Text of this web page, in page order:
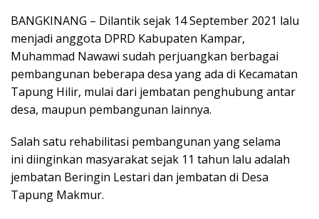
at
s
A
p
p
e
b
o
o
k
e
gr
a
m
ai
l
t ar
e
BANGKINANG – Dilantik sejak 14 September 2021 lalu
menjadi anggota DPRD Kabupaten Kampar,
Muhammad Nawawi sudah perjuangkan berbagai
pembangunan beberapa desa yang ada di Kecamatan
Tapung Hilir, mulai dari jembatan penghubung antar
desa, maupun pembangunan lainnya.
Salah satu rehabilitasi pembangunan yang selama
ini diinginkan masyarakat sejak 11 tahun lalu adalah
jembatan Beringin Lestari dan jembatan di Desa
Tapung Makmur.